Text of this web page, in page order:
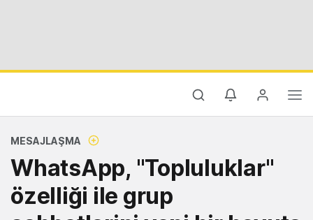
MESAJLAŞMA
WhatsApp, "Topluluklar"
özelliği ile grup